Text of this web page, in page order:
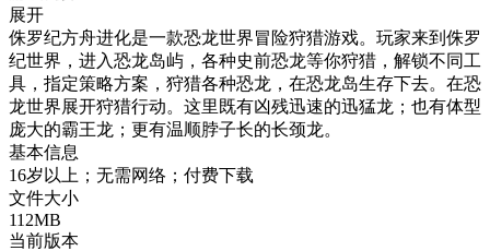
展开
侏罗纪方舟进化是一款恐龙世界冒险狩猎游戏。玩家来到侏罗
纪世界，进入恐龙岛屿，各种史前恐龙等你狩猎，解锁不同工
具，指定策略方案，狩猎各种恐龙，在恐龙岛生存下去。在恐
龙世界展开狩猎行动。这里既有凶残迅速的迅猛龙；也有体型
庞大的霸王龙；更有温顺脖子长的长颈龙。
基本信息
16岁以上；无需网络；付费下载
文件大小
112MB
当前版本